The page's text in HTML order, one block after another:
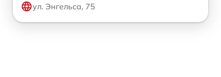
ул. Энгельса, 75